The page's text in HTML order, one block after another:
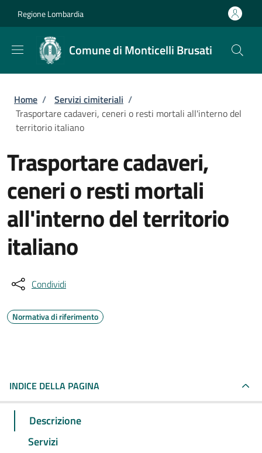
Regione Lombardia
Comune di Monticelli Brusati
Briciole di pane
Home / Servizi cimiteriali /
Trasportare cadaveri, ceneri o resti mortali all'interno del
territorio italiano
Trasportare cadaveri,
ceneri o resti mortali
all'interno del territorio
italiano
Condividi
Normativa di riferimento
INDICE DELLA PAGINA
Descrizione
Servizi